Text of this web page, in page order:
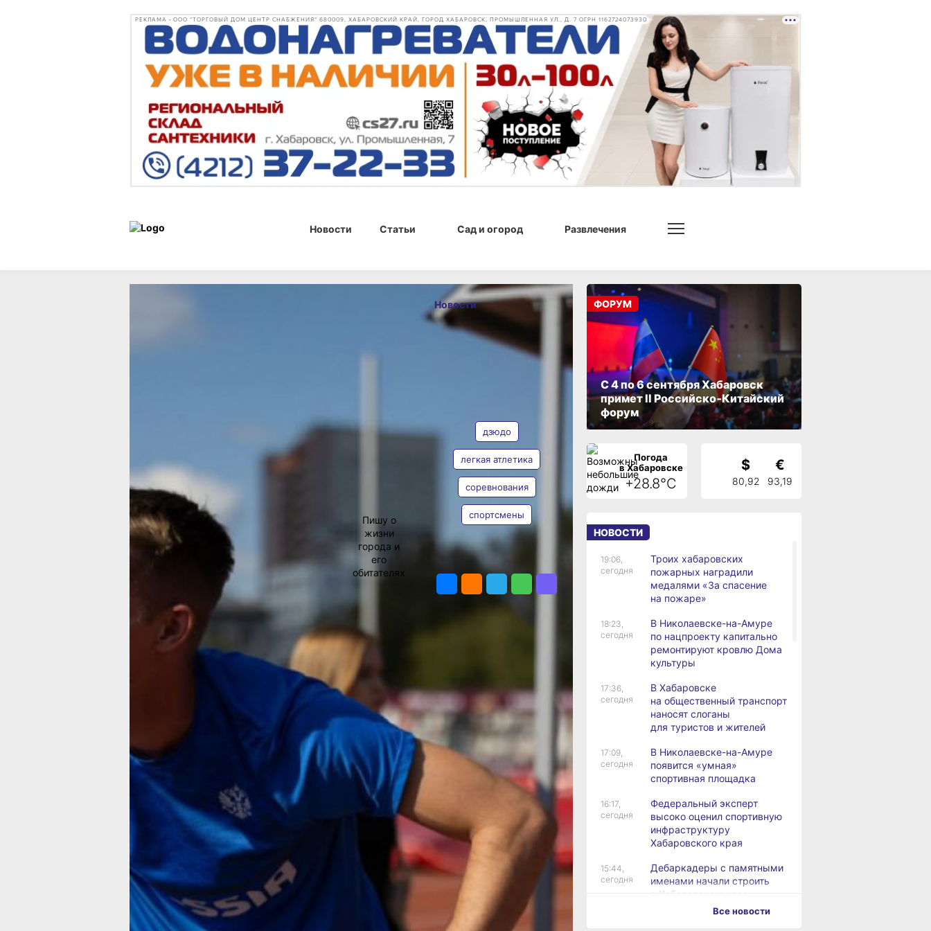
РЕКЛАМА • ООО "ТОРГОВЫЙ ДОМ ЦЕНТР СНАБЖЕНИЯ" 680009, ХАБАРОВСКИЙ КРАЙ, ГОРОД ХАБАРОВСК, ПРОМЫШЛЕННАЯ УЛ., Д. 7 ОГРН 1162724073930
Новости Статьи Сад и огород Развлечения
Хабаровского
по легкой
атлетике
и дзюдо
В копилке спортсменов золото и серебро
ВФЛА
Спортсмены Хабаровского края завоевали
три медали на престижных
международных соревнованиях.
Дзюдоист Виктор Руденко стал
серебряным призером серии Гран-при
по спорту слепых в Египте, а легкоатлеты
Александр Николаев и Екатерина Конева
взяли серебро и золото на турнире
«Королева спорта» в Екатеринбурге,
сообщает пресс-служба Хабаровского
Виктор Руденко, выступавший в весовой
спортсменов из Франции, Казахстана
и Италии, но в финале уступил
паралимпийскому чемпиону из Румынии.
На легкоатлетическом турнире, где
собрались 270 спортсменов из России,
Эфиопии, Беларуси и Буркина-Фасо,
Александр Николаев завоевал серебро
на дистанции 200 метров, уступив
победителю менее 0.3 секунды.
В беге на 100 метров он занял пятое
место. Екатерина Конева одержала победу
в тройном прыжке с результатом 14.18
метра, а Виктория Баркова заняла шестое
место в прыжках в длину, показав
результат уровня мастера спорта России.
Новости
ОПУБЛИКОВАНО
Пишу о
жизни
города и
его
обитателях
дзюдо
легкая атлетика
соревнования
спортсмены
ПОДЕЛИТЬСЯ
С 4 по 6 сентября Хабаровск
примет II Российско‑Китайский
форум
ФОРУМ
Погода
в Хабаровске
+28.8°C
$
80,92
€
93,19
НОВОСТИ
19:06,
сегодня
Троих хабаровских
пожарных наградили
медалями «За спасение
на пожаре»
18:23,
сегодня
В Николаевске-на-Амуре
по нацпроекту капитально
ремонтируют кровлю Дома
культуры
17:36,
сегодня
В Хабаровске
на общественный транспорт
наносят слоганы
для туристов и жителей
17:09,
сегодня
В Николаевске-на-Амуре
появится «умная»
спортивная площадка
16:17,
сегодня
Федеральный эксперт
высоко оценил спортивную
инфраструктуру
Хабаровского края
15:44,
сегодня
Дебаркадеры с памятными
именами начали строить
в Хабаровском крае
Все новости